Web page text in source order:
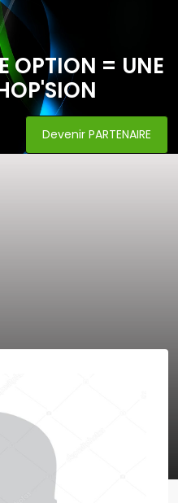
OPTION = UNE
Devenir PARTENAIRE